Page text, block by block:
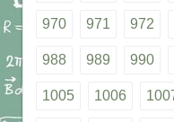
970 971 972
988 989 990
1005 1006